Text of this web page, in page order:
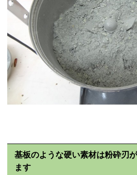
基板のような硬い素材は粉砕刃
ます